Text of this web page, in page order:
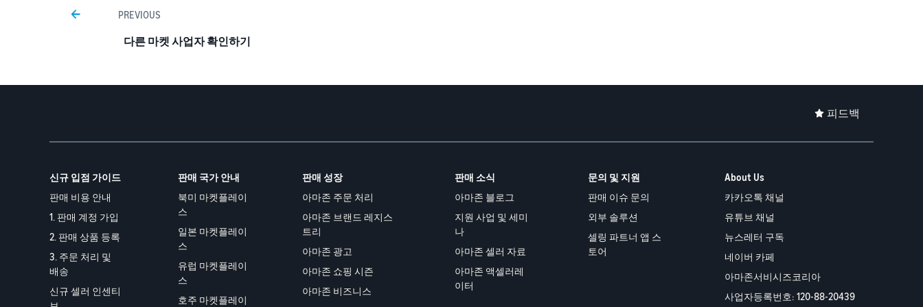
PREVIOUS
다른 마켓 사업자 확인하기
피드백
신규 입점 가이드
판매 비용 안내
1. 판매 계정 가입
2. 판매 상품 등록
3. 주문 처리 및
배송
신규 셀러 인센티
판매 국가 안내
북미 마켓플레이
스
일본 마켓플레이
스
유럽 마켓플레이
스
호주 마켓플레이
판매 성장
아마존 주문 처리
아마존 브랜드 레지스
트리
아마존 광고
아마존 쇼핑 시즌
아마존 비즈니스
판매 소식
아마존 블로그
지원 사업 및 세미
나
아마존 셀러 자료
아마존 액셀러레
이터
문의 및 지원
판매 이슈 문의
외부 솔루션
셀링 파트너 앱 스
토어
About Us
카카오톡 채널
유튜브 채널
뉴스레터 구독
네이버 카페
아마존서비시즈코리아
사업자등록번호: 120-88-20439